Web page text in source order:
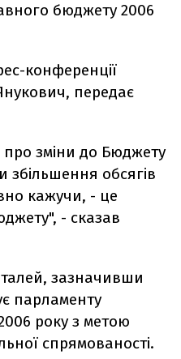
бюджету 2006
конференції
передає
зміни до Бюджету
збільшення обсягів
кажучи, - це
- сказав
зазначивши
парламенту
року з метою
спрямованості.